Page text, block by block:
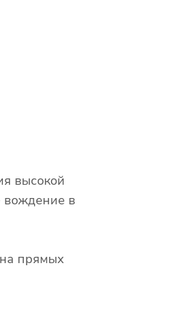
высокой
вождение в
прямых